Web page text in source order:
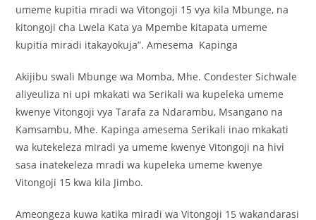
umeme kupitia mradi wa Vitongoji 15 vya kila Mbunge, na
kitongoji cha Lwela Kata ya Mpembe kitapata umeme
kupitia miradi itakayokuja”. Amesema Kapinga
Akijibu swali Mbunge wa Momba, Mhe. Condester Sichwale
aliyeuliza ni upi mkakati wa Serikali wa kupeleka umeme
kwenye Vitongoji vya Tarafa za Ndarambu, Msangano na
Kamsambu, Mhe. Kapinga amesema Serikali inao mkakati
wa kutekeleza miradi ya umeme kwenye Vitongoji na hivi
sasa inatekeleza mradi wa kupeleka umeme kwenye
Vitongoji 15 kwa kila Jimbo.
Ameongeza kuwa katika miradi wa Vitongoji 15 wakandarasi